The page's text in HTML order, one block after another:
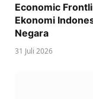
Economic
Ekonomi
Negara
31 Juli 2026